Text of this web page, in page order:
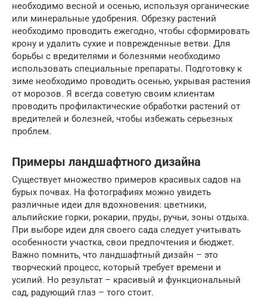
необходимо весной и осенью, используя органические
или минеральные удобрения. Обрезку растений
необходимо проводить ежегодно, чтобы сформировать
крону и удалить сухие и поврежденные ветви. Для
борьбы с вредителями и болезнями необходимо
использовать специальные препараты. Подготовку к
зиме необходимо проводить осенью, укрывая растения
от морозов. Я всегда советую своим клиентам
проводить профилактические обработки растений от
вредителей и болезней, чтобы избежать серьезных
проблем.
Примеры ландшафтного дизайна
Существует множество примеров красивых садов на
бурых почвах. На фотографиях можно увидеть
различные идеи для вдохновения: цветники,
альпийские горки, рокарии, пруды, ручьи, зоны отдыха.
При выборе идеи для своего сада следует учитывать
особенности участка, свои предпочтения и бюджет.
Важно помнить, что ландшафтный дизайн – это
творческий процесс, который требует времени и
усилий. Но результат – красивый и функциональный
сад, радующий глаз – того стоит.